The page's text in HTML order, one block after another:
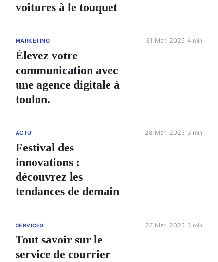
voitures à le touquet
MARKETING
Élevez votre
communication avec
une agence digitale à
toulon.
31 Mar. 2026 4 min
ACTU
Festival des
innovations :
découvrez les
tendances de demain
28 Mar. 2026 3 min
SERVICES
Tout savoir sur le
service de courrier
27 Mar. 2026 3 min